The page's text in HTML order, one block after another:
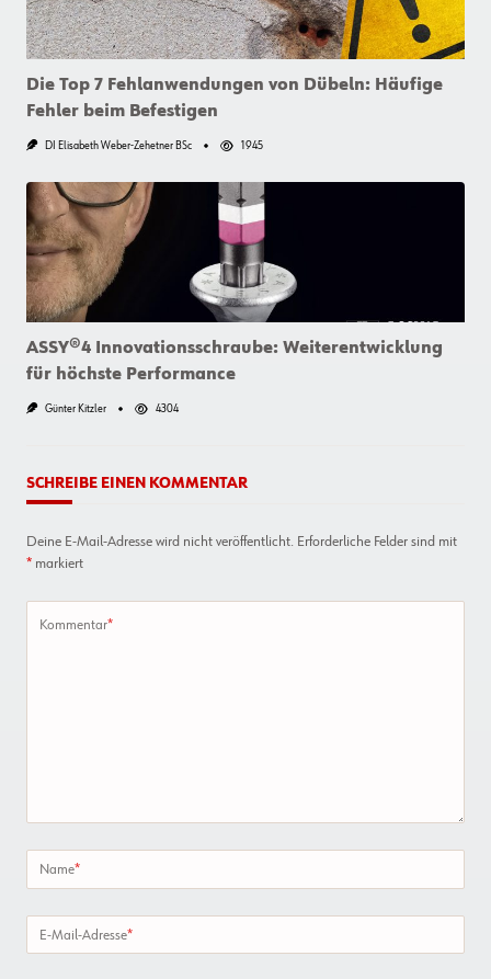
Die Top 7 Fehlanwendungen von Dübeln: Häufige
Fehler beim Befestigen
DI Elisabeth Weber-Zehetner BSc 1945
ASSY®4 Innovationsschraube: Weiterentwicklung
für höchste Performance
Günter Kitzler 4304
SCHREIBE EINEN KOMMENTAR
Deine E-Mail-Adresse wird nicht veröffentlicht. Erforderliche Felder sind mit
* markiert
Kommentar*
Name*
E-Mail-Adresse*